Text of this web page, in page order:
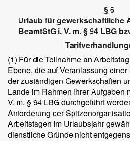
§ 6
Urlaub für gewerkschaftliche
BeamtStG i. V. m. § 94 LBG
(1) Für die Teilnahme an
Ebene, die auf Veranlassung
der zuständigen Gewerkschaften
Lande im Rahmen ihrer Aufgaben
V. m. § 94 LBG durchgeführt
Anforderung der
Arbeitstagen im Urlaubsjahr
dienstliche Gründe nicht